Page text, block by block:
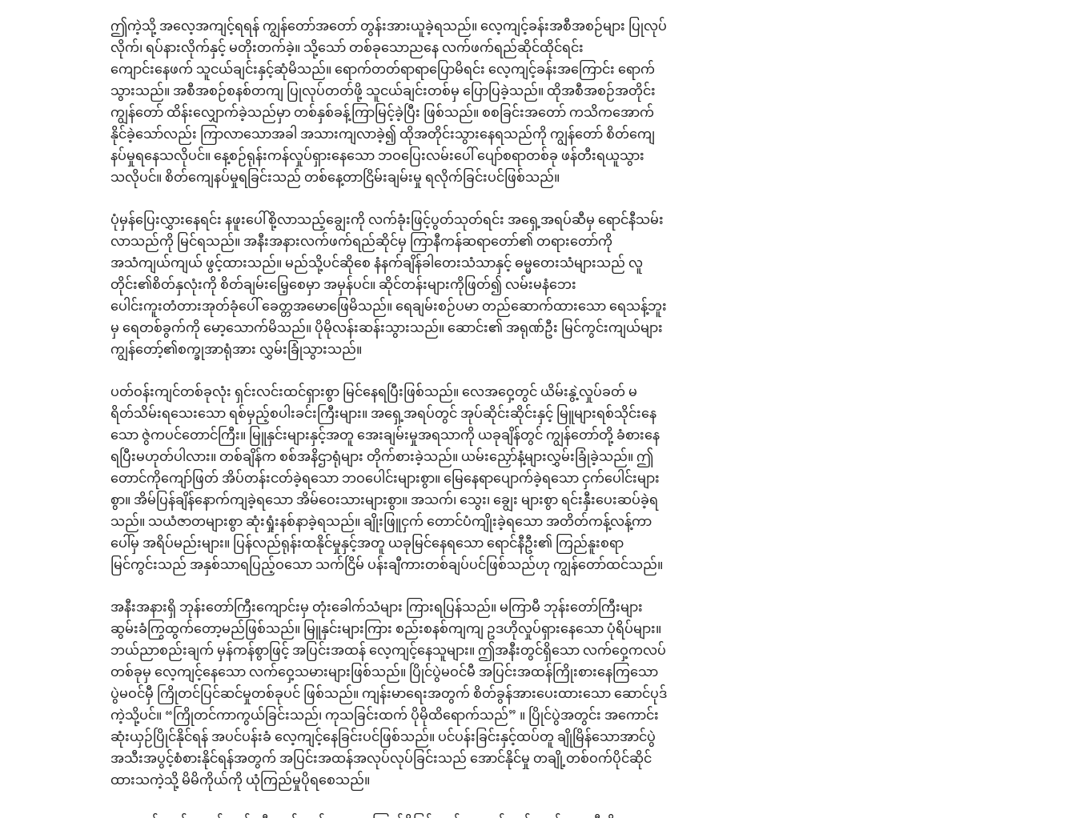
ဤကဲ့သို့ အလေ့အကျင့်ရရန် ကျွန်တော်အတော် တွန်းအားယူခဲ့ရသည်။ လေ့ကျင့်ခန်းအစီအစဉ်များ ပြုလုပ်
လိုက်၊ ရပ်နားလိုက်နှင့် မတိုးတက်ခဲ့။ သို့သော် တစ်ခုသောညနေ လက်ဖက်ရည်ဆိုင်ထိုင်ရင်း
ကျောင်းနေဖက် သူငယ်ချင်းနှင့်ဆုံမိသည်။ ရောက်တတ်ရာရာပြောမိရင်း လေ့ကျင့်ခန်းအကြောင်း ရောက်
သွားသည်။ အစီအစဉ်စနစ်တကျ ပြုလုပ်တတ်ဖို့ သူငယ်ချင်းတစ်မှ ပြောပြခဲ့သည်။ ထိုအစီအစဉ်အတိုင်း
ကျွန်တော် ထိန်းလျှောက်ခဲ့သည်မှာ တစ်နှစ်ခန့်ကြာမြင့်ခဲ့ပြီး ဖြစ်သည်။ စစခြင်းအတော် ကသိကအောက်
နိုင်ခဲ့သော်လည်း ကြာလာသောအခါ အသားကျလာခဲ့၍ ထိုအတိုင်းသွားနေရသည်ကို ကျွန်တော် စိတ်ကျေ
နပ်မှုရနေသလိုပင်။ နေ့စဉ်ရုန်းကန်လှုပ်ရှားနေသော ဘဝပြေးလမ်းပေါ် ပျော်စရာတစ်ခု ဖန်တီးရယူသွား
သလိုပင်။ စိတ်ကျေနပ်မှုရခြင်းသည် တစ်နေ့တာငြိမ်းချမ်းမှု ရလိုက်ခြင်းပင်ဖြစ်သည်။
ပုံမှန်ပြေးလွှားနေရင်း နဖူးပေါ်စို့လာသည့်ချွေးကို လက်ခုံးဖြင့်ပွတ်သုတ်ရင်း အရှေ့အရပ်ဆီမှ ရောင်နီသမ်း
လာသည်ကို မြင်ရသည်။ အနီးအနားလက်ဖက်ရည်ဆိုင်မှ ကြာနီကန်ဆရာတော်၏ တရားတော်ကို
အသံကျယ်ကျယ် ဖွင့်ထားသည်။ မည်သို့ပင်ဆိုစေ နံနက်ချိန်ခါတေးသံသာနှင့် ဓမ္မတေးသံများသည် လူ
တိုင်း၏စိတ်နှလုံးကို စိတ်ချမ်းမြေ့စေမှာ အမှန်ပင်။ ဆိုင်တန်းများကိုဖြတ်၍ လမ်းမနံဘေး
ပေါင်းကူးတံတားအုတ်ခုံပေါ် ခေတ္တအမောဖြေမိသည်။ ရေချမ်းစဉ်ပမာ တည်ဆောက်ထားသော ရေသန့်ဘူး
မှ ရေတစ်ခွက်ကို မော့သောက်မိသည်။ ပိုမိုလန်းဆန်းသွားသည်။ ဆောင်း၏ အရုဏ်ဦး မြင်ကွင်းကျယ်များ
ကျွန်တော့်၏စက္ခုအာရုံအား လွှမ်းခြုံသွားသည်။
ပတ်ဝန်းကျင်တစ်ခုလုံး ရှင်းလင်းထင်ရှားစွာ မြင်နေရပြီးဖြစ်သည်။ လေအဝှေ့တွင် ယိမ်းနွဲ့လှုပ်ခတ် မ
ရိတ်သိမ်းရသေးသော ရစ်မှည့်စပါးခင်းကြီးများ။ အရှေ့အရပ်တွင် အုပ်ဆိုင်းဆိုင်းနှင့် မြူများရစ်သိုင်းနေ
သော ဇွဲကပင်တောင်ကြီး။ မြူနှင်းများနှင့်အတူ အေးချမ်းမှုအရသာကို ယခုချိန်တွင် ကျွန်တော်တို့ ခံစားနေ
ရပြီးမဟုတ်ပါလား။ တစ်ချိန်က စစ်အနိဌာရုံများ တိုက်စားခဲ့သည်။ ယမ်းညှော်နံ့များလွှမ်းခြုံခဲ့သည်။ ဤ
တောင်ကိုကျော်ဖြတ် အိပ်တန်းငတ်ခဲ့ရသော ဘဝပေါင်းများစွာ။ မြေနေရာပျောက်ခဲ့ရသော ငှက်ပေါင်းများ
စွာ။ အိမ်ပြန်ချိန်နောက်ကျခဲ့ရသော အိမ်ဝေးသားများစွာ။ အသက်၊ သွေး၊ ချွေး များစွာ ရင်းနှီးပေးဆပ်ခဲ့ရ
သည်။ သယံဇာတများစွာ ဆုံးရှုံးနစ်နာခဲ့ရသည်။ ချိုးဖြူငှက် တောင်ပံကျိုးခဲ့ရသော အတိတ်ကန့်လန့်ကာ
ပေါ်မှ အရိပ်မည်းများ။ ပြန်လည်ရုန်းထနိုင်မှုနှင့်အတူ ယခုမြင်နေရသော ရောင်နီဦး၏ ကြည်နူးစရာ
မြင်ကွင်းသည် အနှစ်သာရပြည့်ဝသော သက်ငြိမ် ပန်းချီကားတစ်ချပ်ပင်ဖြစ်သည်ဟု ကျွန်တော်ထင်သည်။
အနီးအနားရှိ ဘုန်းတော်ကြီးကျောင်းမှ တုံးခေါက်သံများ ကြားရပြန်သည်။ မကြာမီ ဘုန်းတော်ကြီးများ
ဆွမ်းခံကြွထွက်တော့မည်ဖြစ်သည်။ မြူနှင်းများကြား စည်းစနစ်ကျကျ ဥဒဟိုလှုပ်ရှားနေသော ပုံရိပ်များ။
ဘယ်ညာစည်းချက် မှန်ကန်စွာဖြင့် အပြင်းအထန် လေ့ကျင့်နေသူများ။ ဤအနီးတွင်ရှိသော လက်ဝှေ့ကလပ်
တစ်ခုမှ လေ့ကျင့်နေသော လက်ဝှေ့သမားများဖြစ်သည်။ ပြိုင်ပွဲမဝင်မီ အပြင်းအထန်ကြိုးစားနေကြသော
ပွဲမဝင်မှီ ကြိုတင်ပြင်ဆင်မှုတစ်ခုပင် ဖြစ်သည်။ ကျန်းမာရေးအတွက် စိတ်ခွန်အားပေးထားသော ဆောင်ပုဒ်
ကဲ့သို့ပင်။ “ကြိုတင်ကာကွယ်ခြင်းသည်၊ ကုသခြင်းထက် ပိုမိုထိရောက်သည်” ။ ပြိုင်ပွဲအတွင်း အကောင်း
ဆုံးယှဉ်ပြိုင်နိုင်ရန် အပင်ပန်းခံ လေ့ကျင့်နေခြင်းပင်ဖြစ်သည်။ ပင်ပန်းခြင်းနှင့်ထပ်တူ ချိုမြိန်သောအာင်ပွဲ
အသီးအပွင့်စံစားနိုင်ရန်အတွက် အပြင်းအထန်အလုပ်လုပ်ခြင်းသည် အောင်နိုင်မှု တချို့တစ်ဝက်ပိုင်ဆိုင်
ထားသကဲ့သို့ မိမိကိုယ်ကို ယုံကြည်မှုပိုရစေသည်။